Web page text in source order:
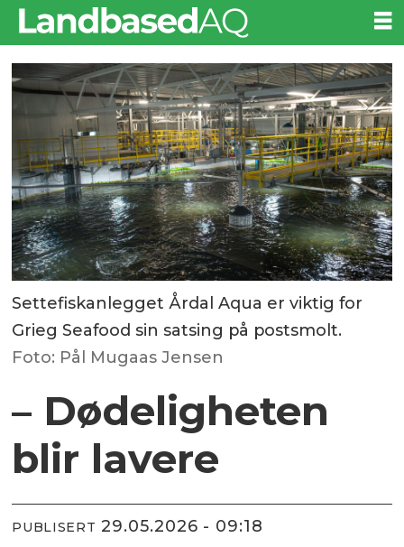
Settefiskanlegget Årdal Aqua er viktig for
Grieg Seafood sin satsing på postsmolt.
Foto: Pål Mugaas Jensen
– Dødeligheten
blir lavere
PUBLISERT 29.05.2026 - 09:18